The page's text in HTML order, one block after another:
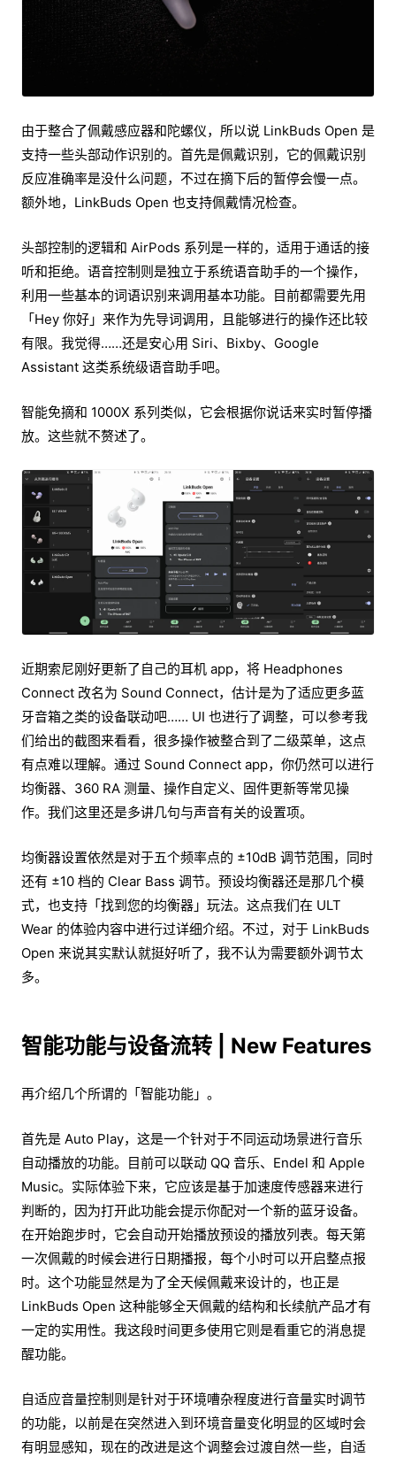
由于整合了佩戴感应器和陀螺仪，所以说 LinkBuds Open 是
支持一些头部动作识别的。首先是佩戴识别，它的佩戴识别
反应准确率是没什么问题，不过在摘下后的暂停会慢一点。
额外地，LinkBuds Open 也支持佩戴情况检查。
头部控制的逻辑和 AirPods 系列是一样的，适用于通话的接
听和拒绝。语音控制则是独立于系统语音助手的一个操作，
利用一些基本的词语识别来调用基本功能。目前都需要先用
「Hey 你好」来作为先导词调用，且能够进行的操作还比较
有限。我觉得……还是安心用 Siri、Bixby、Google
Assistant 这类系统级语音助手吧。
智能免摘和 1000X 系列类似，它会根据你说话来实时暂停播
放。这些就不赘述了。
近期索尼刚好更新了自己的耳机 app，将 Headphones
Connect 改名为 Sound Connect，估计是为了适应更多蓝
牙音箱之类的设备联动吧…… UI 也进行了调整，可以参考我
们给出的截图来看看，很多操作被整合到了二级菜单，这点
有点难以理解。通过 Sound Connect app，你仍然可以进行
均衡器、360 RA 测量、操作自定义、固件更新等常见操
作。我们这里还是多讲几句与声音有关的设置项。
均衡器设置依然是对于五个频率点的 ±10dB 调节范围，同时
还有 ±10 档的 Clear Bass 调节。预设均衡器还是那几个模
式，也支持「找到您的均衡器」玩法。这点我们在 ULT
Wear 的体验内容中进行过详细介绍。不过，对于 LinkBuds
Open 来说其实默认就挺好听了，我不认为需要额外调节太
多。
智能功能与设备流转 | New Features
再介绍几个所谓的「智能功能」。
首先是 Auto Play，这是一个针对于不同运动场景进行音乐
自动播放的功能。目前可以联动 QQ 音乐、Endel 和 Apple
Music。实际体验下来，它应该是基于加速度传感器来进行
判断的，因为打开此功能会提示你配对一个新的蓝牙设备。
在开始跑步时，它会自动开始播放预设的播放列表。每天第
一次佩戴的时候会进行日期播报，每个小时可以开启整点报
时。这个功能显然是为了全天候佩戴来设计的，也正是
LinkBuds Open 这种能够全天佩戴的结构和长续航产品才有
一定的实用性。我这段时间更多使用它则是看重它的消息提
醒功能。
自适应音量控制则是针对于环境嘈杂程度进行音量实时调节
的功能，以前是在突然进入到环境音量变化明显的区域时会
有明显感知，现在的改进是这个调整会过渡自然一些，自适